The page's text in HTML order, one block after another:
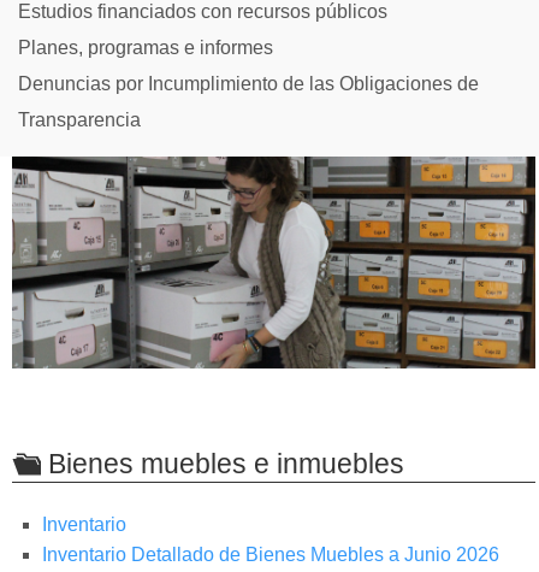
Estudios financiados con recursos públicos
Planes, programas e informes
Denuncias por Incumplimiento de las Obligaciones de
Transparencia
Bienes muebles e inmuebles
Inventario
Inventario Detallado de Bienes Muebles a Junio 2026